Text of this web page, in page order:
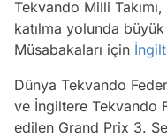
Tekvando Milli
katılma yolunda
Müsabakaları için
Dünya Tekvando
ve İngiltere Tekvando
edilen Grand Prix 3.